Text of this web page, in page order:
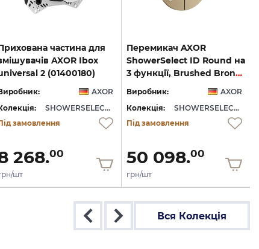
частина для
AXOR Ibox
2 (01400180)
AXOR
SHOWERSELECT ID
замовлення
268.00
шт
Перемикач AXOR
ShowerSelect ID Round на
3 функції, Brushed Bronze (36779140)
Виробник:
AXOR
Колекція:
SHOWERSELECT ID
Під замовлення
50 098.00
грн/шт
Вся Колекція